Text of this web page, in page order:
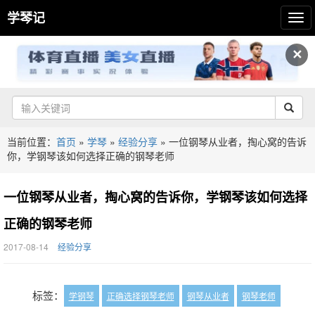
✕
学琴记
当前位置： 首页 » 学琴 » 经验分享 » 一位钢琴从业者，掏心窝的告诉
你，学钢琴该如何选择正确的钢琴老师
一位钢琴从业者，掏心窝的告诉你，学钢琴该如何选择
正确的钢琴老师
2017-08-14 经验分享
标签： 学钢琴 正确选择钢琴老师 钢琴从业者 钢琴老师